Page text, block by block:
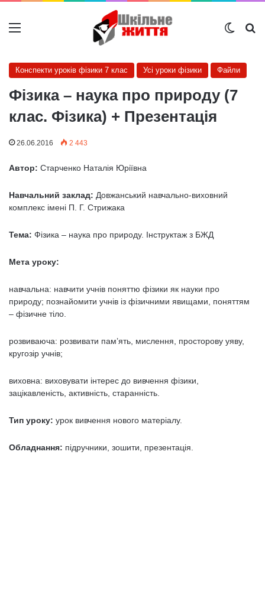
Меню
Конспекти уроків фізики 7 клас Усі уроки фізики Файли
Фізика – наука про природу (7
клас. Фізика) + Презентація
26.06.2016 2 443
Автор: Старченко Наталія Юріївна
Навчальний заклад: Довжанський навчально-виховний
комплекс імені П. Г. Стрижака
Тема: Фізика – наука про природу. Інструктаж з БЖД
Мета уроку:
навчальна: навчити учнів поняттю фізики як науки про
природу; познайомити учнів із фізичними явищами, поняттям
– фізичне тіло.
розвиваюча: розвивати пам’ять, мислення, просторову уяву,
кругозір учнів;
виховна: виховувати інтерес до вивчення фізики,
зацікавленість, активність, старанність.
Тип уроку: урок вивчення нового матеріалу.
Обладнання: підручники, зошити, презентація.